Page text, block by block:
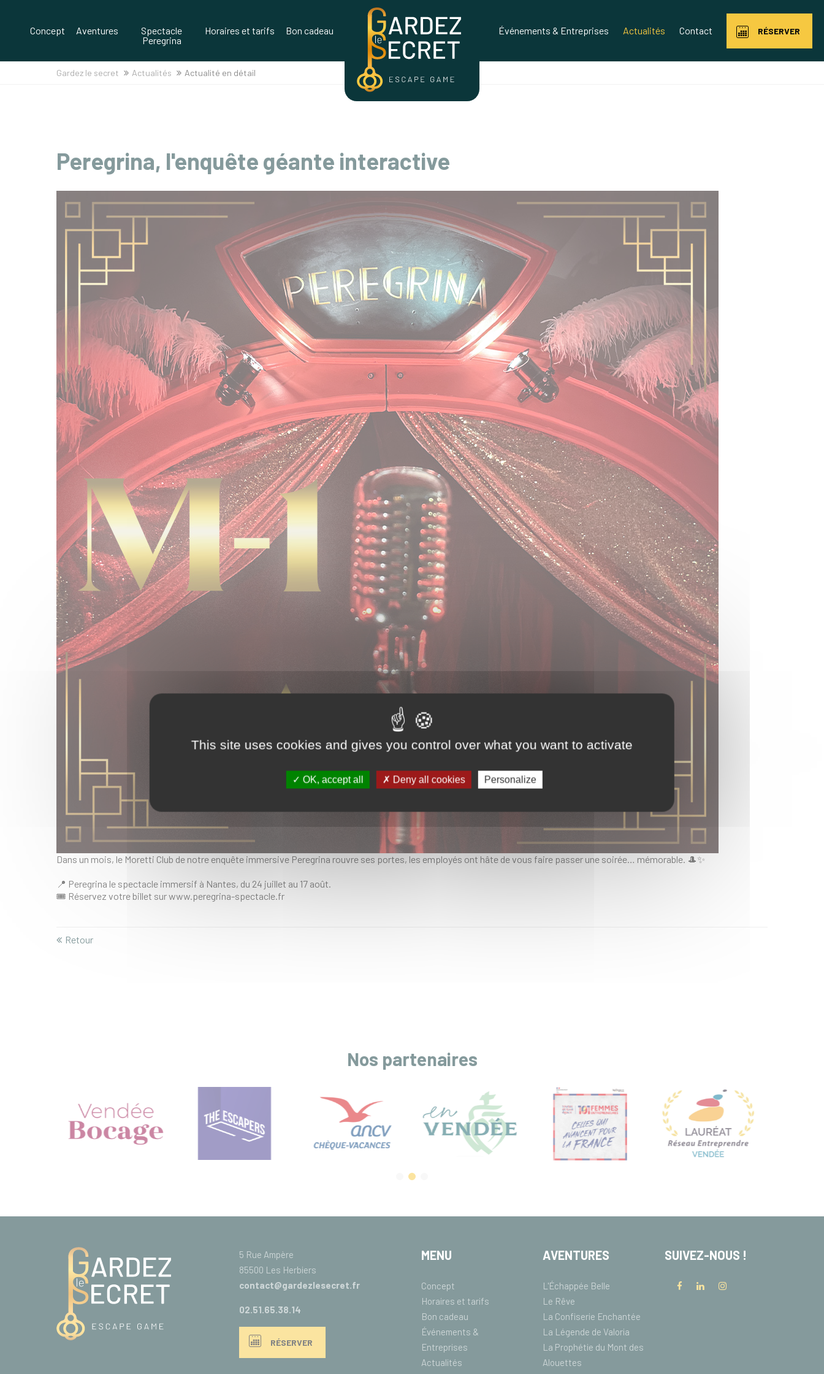
Concept Aventures
Spectacle
Peregrina
Horaires et tarifs Bon cadeau Événements & Entreprises Actualités Contact RÉSERVER
Gardez le secret Actualités Actualité en détail
Peregrina, l'enquête géante interactive
Dans un mois, le Moretti Club de notre enquête immersive Peregrina rouvre ses portes, les employés ont hâte de vous faire passer une soirée… mémorable. 🎩✨
📍 Peregrina le spectacle immersif à Nantes, du 24 juillet au 17 août.
🎟️ Réservez votre billet sur www.peregrina-spectacle.fr
Retour
Nos partenaires
5 Rue Ampère
85500 Les Herbiers
contact@gardezlesecret.fr
02.51.65.38.14
RÉSERVER
MENU
Concept
Horaires et tarifs
Bon cadeau
Événements &
Entreprises
Actualités
AVENTURES
L'Échappée Belle
Le Rêve
La Confiserie Enchantée
La Légende de Valoria
La Prophétie du Mont des
Alouettes
SUIVEZ-NOUS !
This site uses cookies and gives you control over what you want to activate
OK, accept all Deny all cookies Personalize